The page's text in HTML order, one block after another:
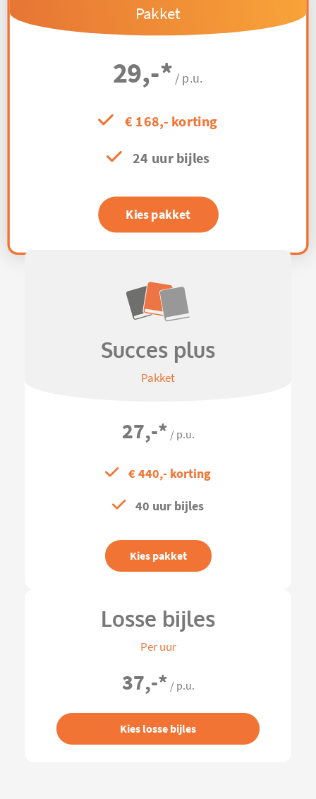
Pakket
29,-* / p.u.
€ 168,- korting
24 uur bijles
Kies pakket
Succes plus
Pakket
27,-* / p.u.
€ 440,- korting
40 uur bijles
Kies pakket
Losse bijles
Per uur
37,-* / p.u.
Kies losse bijles